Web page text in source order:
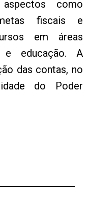
como
fiscais e
em áreas
e educação. A
das contas, no
do Poder